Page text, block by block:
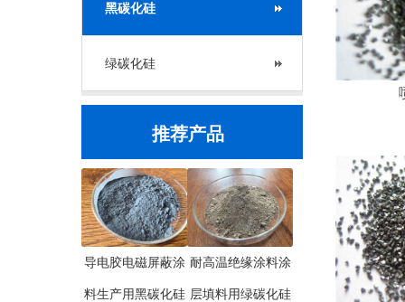
黑碳化硅
绿碳化硅
推荐产品
导电胶电磁屏蔽涂
料生产用黑碳化硅
耐高温绝缘涂料涂
层填料用绿碳化硅